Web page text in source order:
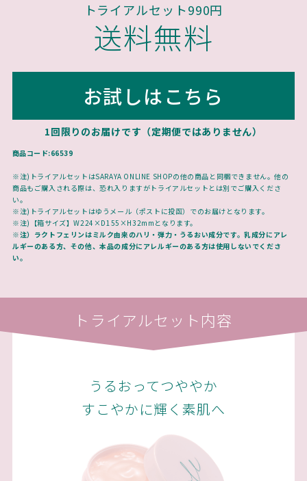
トライアルセット990円
送料無料
お試しはこちら
1回限りのお届けです（定期便ではありません）
商品コード:66539
※注)トライアルセットはSARAYA ONLINE SHOPの他の商品と同梱できません。他の
商品もご購入される際は、恐れ入りますがトライアルセットとは別でご購入くださ
い。
※注)トライアルセットはゆうメール（ポストに投函）でのお届けとなります。
※注)【箱サイズ】W224×D155×H32mmとなります。
※注）ラクトフェリンはミルク由来のハリ・弾力・うるおい成分です。乳成分にアレ
ルギーのある方、その他、本品の成分にアレルギーのある方は使用しないでくださ
い。
トライアルセット内容
うるおってつややか
すこやかに輝く素肌へ